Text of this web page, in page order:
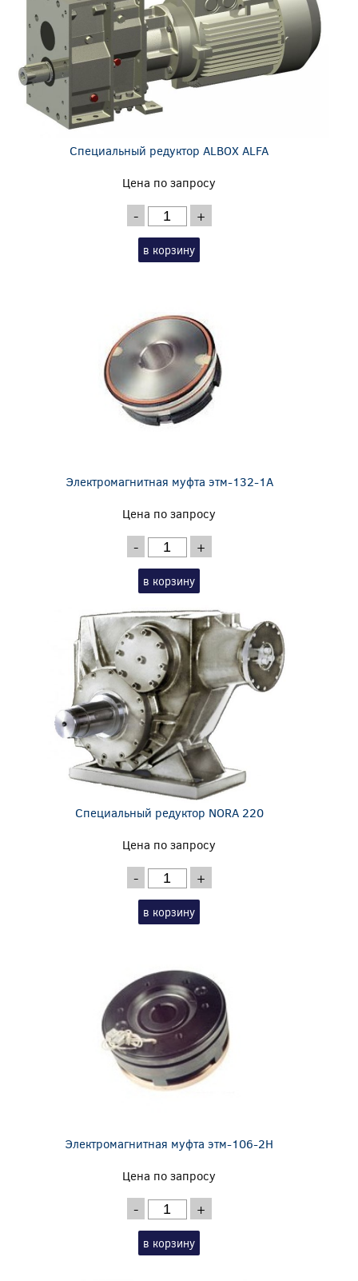
Специальный редуктор ALBOX ALFA
Цена по запросу
- +
в корзину
Электромагнитная муфта этм-132-1А
Цена по запросу
- +
в корзину
Специальный редуктор NORA 220
Цена по запросу
- +
в корзину
Электромагнитная муфта этм-106-2Н
Цена по запросу
- +
в корзину